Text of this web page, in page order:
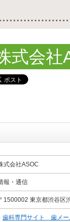
式会社
式会社ASOC
報・通信
1500002 東京都渋谷区
歯科専門サイト 歯メー